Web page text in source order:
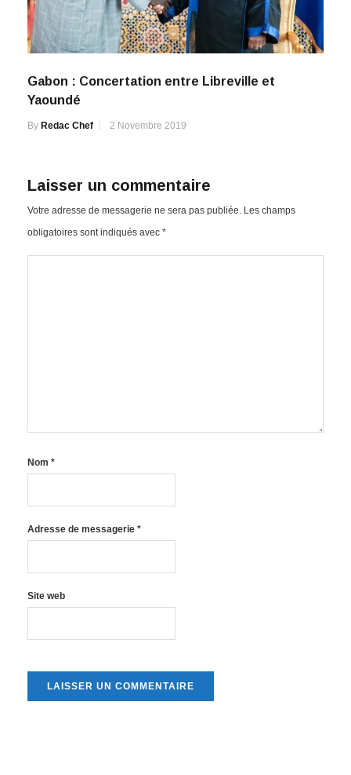
Gabon : Concertation entre Libreville et
Yaoundé
By Redac Chef 2 Novembre 2019
Laisser un commentaire
Votre adresse de messagerie ne sera pas publiée. Les champs
obligatoires sont indiqués avec *
Nom *
Adresse de messagerie *
Site web